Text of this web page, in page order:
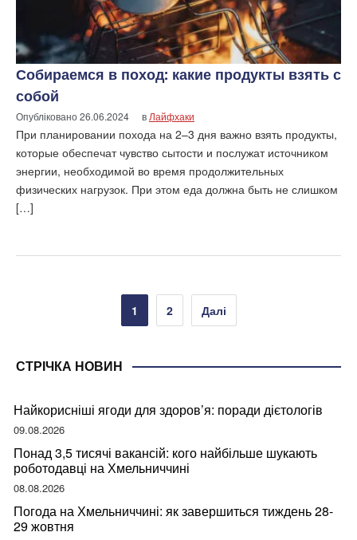
Собираемся в поход: какие продукты взять с
собой
Опубліковано26.06.2024 в Лайфхаки
При планировании похода на 2–3 дня важно взять продукты,
которые обеспечат чувство сытости и послужат источником
энергии, необходимой во время продолжительных
физических нагрузок. При этом еда должна быть не слишком
[…]
1 2 Далі
СТРІЧКА НОВИН
Найкорисніші ягоди для здоров’я: поради дієтологів
09.08.2026
Понад 3,5 тисячі вакансій: кого найбільше шукають
роботодавці на Хмельниччині
08.08.2026
Погода на Хмельниччині: як завершиться тиждень 28-
29 жовтня